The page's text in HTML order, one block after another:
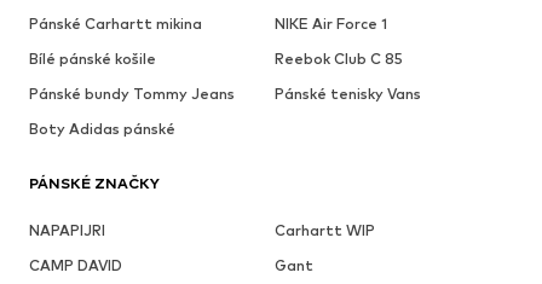
Pánské Carhartt mikina
NIKE Air Force 1
Bílé pánské košile
Reebok Club C 85
Pánské bundy Tommy Jeans
Pánské tenisky Vans
Boty Adidas pánské
PÁNSKÉ ZNAČKY
NAPAPIJRI
Carhartt WIP
CAMP DAVID
Gant